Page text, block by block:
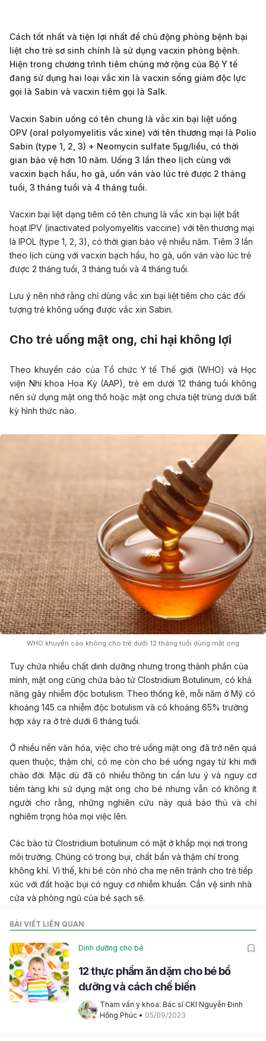
Cách tốt nhất và tiện lợi nhất để chủ động phòng bệnh bại
liệt cho trẻ sơ sinh chính là sử dụng vacxin phòng bệnh.
Hiện trong chương trình tiêm chủng mở rộng của Bộ Y tế
đang sử dụng hai loại vắc xin là vacxin sống giảm độc lực
gọi là Sabin và vacxin tiêm gọi là Salk.
Vacxin Sabin uống có tên chung là vắc xin bại liệt uống
OPV (oral polyomyelitis vắc xine) với tên thương mại là Polio
Sabin (type 1, 2, 3) + Neomycin sulfate 5µg/liều, có thời
gian bảo vệ hơn 10 năm. Uống 3 lần theo lịch cùng với
vacxin bạch hầu, ho gà, uốn ván vào lúc trẻ được 2 tháng
tuổi, 3 tháng tuổi và 4 tháng tuổi.
Vacxin bại liệt dạng tiêm có tên chung là vắc xin bại liệt bất
hoạt IPV (inactivated polyomyelitis vaccine) với tên thương mại
là IPOL (type 1, 2, 3), có thời gian bảo vệ nhiều năm. Tiêm 3 lần
theo lịch cùng với vacxin bạch hầu, ho gà, uốn ván vào lúc trẻ
được 2 tháng tuổi, 3 tháng tuổi và 4 tháng tuổi.
Lưu ý nên nhớ rằng chỉ dùng vắc xin bại liệt tiêm cho các đối
tượng trẻ không uống được vắc xin Sabin.
Cho trẻ uống mật ong, chỉ hại không lợi
Theo khuyến cáo của Tổ chức Y tế Thế giới (WHO) và Học
viện Nhi khoa Hoa Kỳ (AAP), trẻ em dưới 12 tháng tuổi không
nên sử dụng mật ong thô hoặc mật ong chưa tiệt trùng dưới bất
kỳ hình thức nào.
WHO khuyến cáo không cho trẻ dưới 12 tháng tuổi dùng mật ong
Tuy chứa nhiều chất dinh dưỡng nhưng trong thành phần của
mình, mật ong cũng chứa bào tử Clostridium Botulinum, có khả
năng gây nhiễm độc botulism. Theo thống kê, mỗi năm ở Mỹ có
khoảng 145 ca nhiễm độc botulism và có khoảng 65% trường
hợp xảy ra ở trẻ dưới 6 tháng tuổi.
Ở nhiều nền văn hóa, việc cho trẻ uống mật ong đã trở nên quá
quen thuộc, thậm chí, có mẹ còn cho bé uống ngay từ khi mới
chào đời. Mặc dù đã có nhiều thông tin cần lưu ý và nguy cơ
tiềm tàng khi sử dụng mật ong cho bé nhưng vẫn có không ít
người cho rằng, những nghiên cứu này quá bảo thủ và chỉ
nghiêm trọng hóa mọi việc lên.
Các bào tử Clostridium botulinum có mặt ở khắp mọi nơi trong
môi trường. Chúng có trong bụi, chất bẩn và thậm chí trong
không khí. Vì thế, khi bé còn nhỏ cha mẹ nên tránh cho trẻ tiếp
xúc với đất hoặc bụi có nguy cơ nhiễm khuẩn. Cần vệ sinh nhà
cửa và phòng ngủ của bé sạch sẽ.
BÀI VIẾT LIÊN QUAN
Dinh dưỡng cho bé
12 thực phẩm ăn dặm cho bé bổ
dưỡng và cách chế biến
Tham vấn y khoa: Bác sĩ CKI Nguyễn Đinh
Hồng Phúc • 05/09/2023